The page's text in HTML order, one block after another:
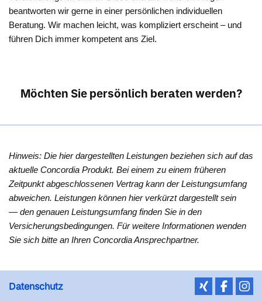
beantworten wir gerne in einer persönlichen individuellen
Beratung. Wir machen leicht, was kompliziert erscheint – und
führen Dich immer kompetent ans Ziel.
Möchten Sie persönlich beraten werden?
Hinweis: Die hier dargestellten Leistungen beziehen sich auf das
aktuelle Concordia Produkt. Bei einem zu einem früheren
Zeitpunkt abgeschlossenen Vertrag kann der Leistungsumfang
abweichen. Leistungen können hier verkürzt dargestellt sein
— den genauen Leistungsumfang finden Sie in den
Versicherungsbedingungen. Für weitere Informationen wenden
Sie sich bitte an Ihren Concordia Ansprechpartner.
Datenschutz